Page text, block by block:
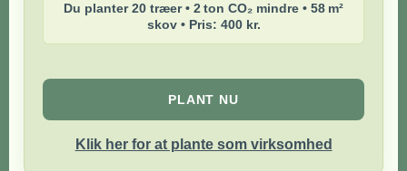
Du planter 20 træer • 2 ton CO₂ mindre • 58 m²
skov • Pris: 400 kr.
PLANT NU
Klik her for at plante som virksomhed